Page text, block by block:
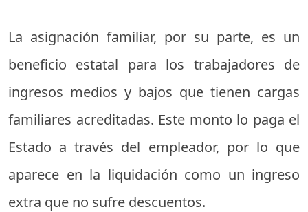
La asignación familiar, por su parte, es un
beneficio estatal para los trabajadores de
ingresos medios y bajos que tienen cargas
familiares acreditadas. Este monto lo paga el
Estado a través del empleador, por lo que
aparece en la liquidación como un ingreso
extra que no sufre descuentos.